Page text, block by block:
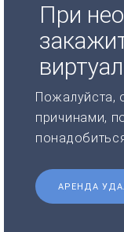
При
Пожалуйста,
причинами,
АРЕНДА